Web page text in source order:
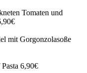
Tomaten und
mit Gorgonzolasoße
6,90€